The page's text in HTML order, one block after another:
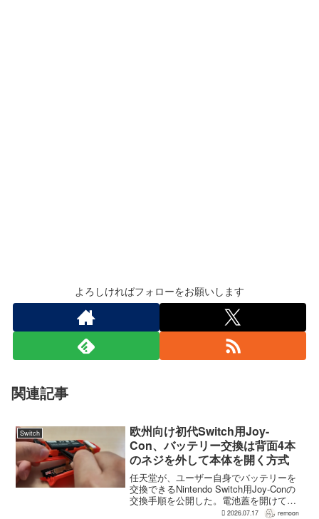
よろしければフォローをお願いします
関連記事
Switch
欧州向け初代Switch用Joy-
Con、バッテリー交換は背面4本
のネジを外して本体を開く方式
任天堂が、ユーザー自身でバッテリーを
交換できるNintendo Switch用Joy-Conの
交換手順を公開した。電池蓋を開けて入
れ替える方式ではなく、背面のネジ4本を
2026.07.17 remoon